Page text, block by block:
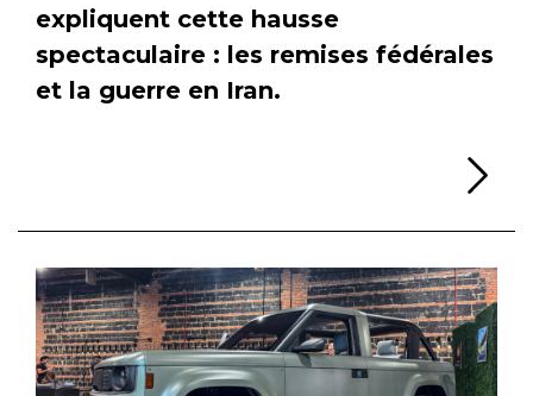
expliquent cette hausse
spectaculaire : les remises fédérales
et la guerre en Iran.